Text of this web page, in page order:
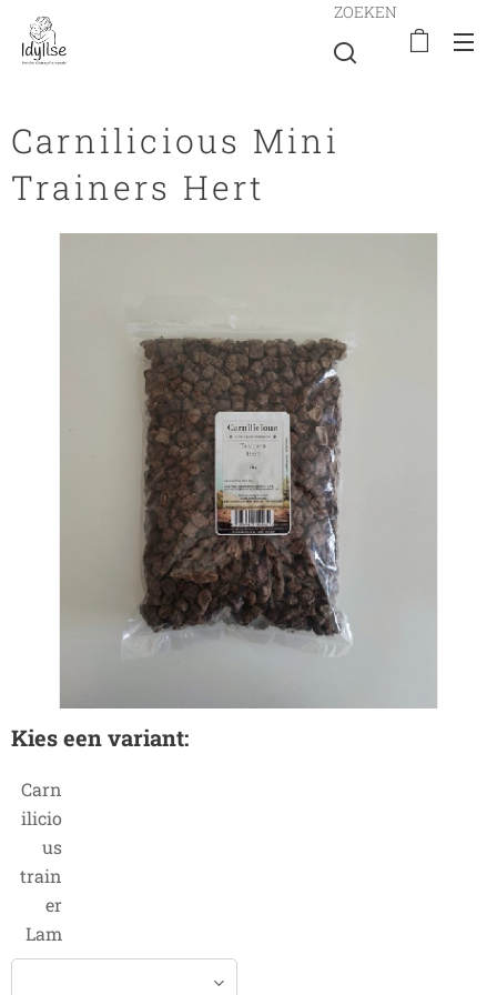
ZOEKEN
Carnilicious Mini
Trainers Hert
Kies een variant:
Carn
ilicio
us
train
er
Lam